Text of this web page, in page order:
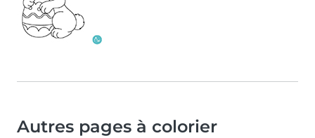
Autres pages à colorier